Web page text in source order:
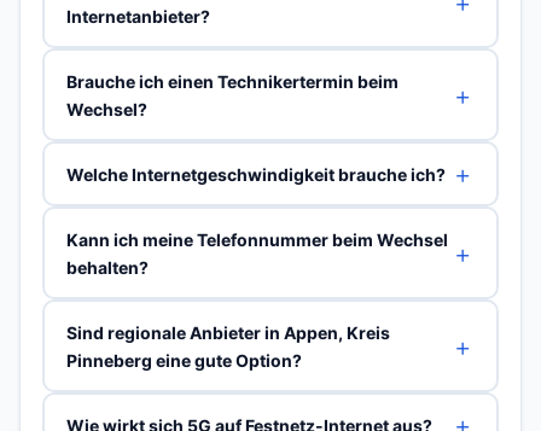
Internetanbieter?
Brauche ich einen Technikertermin beim
Wechsel?
Welche Internetgeschwindigkeit brauche ich?
Kann ich meine Telefonnummer beim Wechsel
behalten?
Sind regionale Anbieter in Appen, Kreis
Pinneberg eine gute Option?
Wie wirkt sich 5G auf Festnetz-Internet aus?